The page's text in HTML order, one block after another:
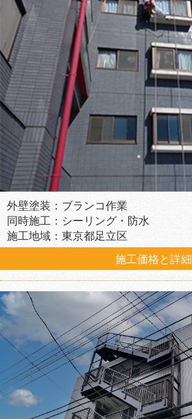
外壁塗装：ブランコ作業
同時施工：シーリング・防水
施工地域：東京都足立区
施工価格と詳細